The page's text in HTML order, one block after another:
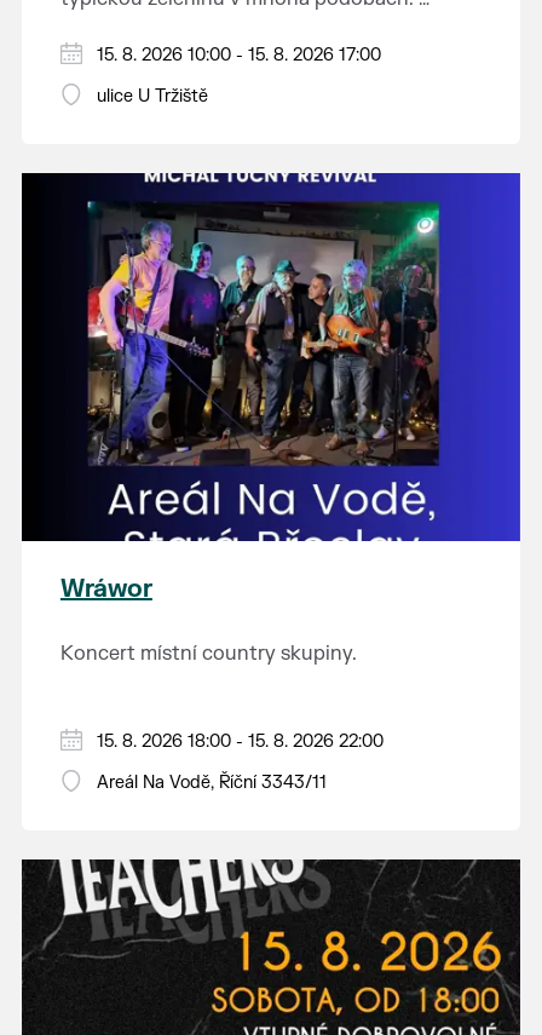
Swingalia.
Vstup volný.
15. 8. 2026 10:00 - 15. 8. 2026 17:00
ulice U Tržiště
Wráwor
Koncert místní country skupiny.
15. 8. 2026 18:00 - 15. 8. 2026 22:00
Areál Na Vodě, Říční 3343/11